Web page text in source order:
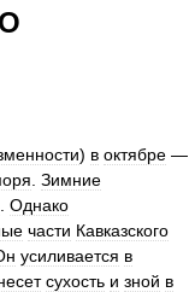
) в октябре —
Зимние
Однако
части Кавказского
усиливается в
сухость и зной в